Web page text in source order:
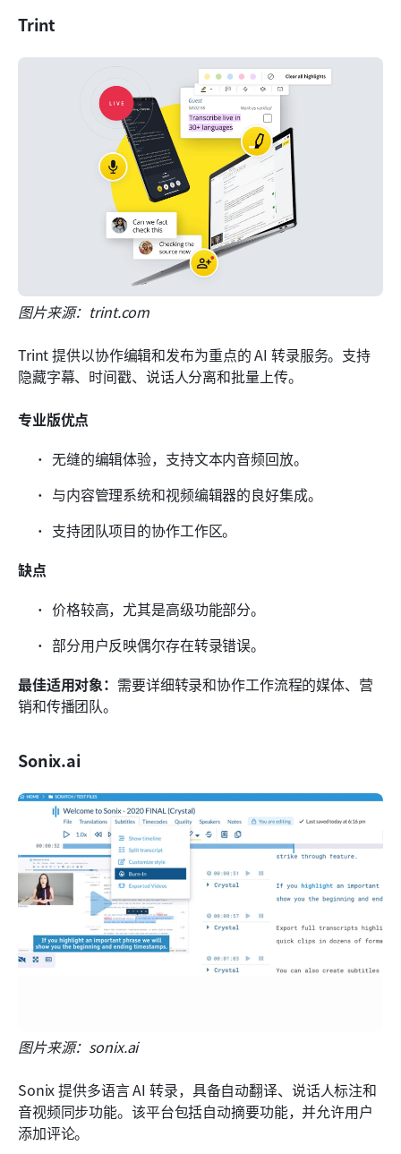
Trint
图片来源：trint.com
Trint 提供以协作编辑和发布为重点的 AI 转录服务。支持
隐藏字幕、时间戳、说话人分离和批量上传。
专业版优点
无缝的编辑体验，支持文本内音频回放。
与内容管理系统和视频编辑器的良好集成。
支持团队项目的协作工作区。
缺点
价格较高，尤其是高级功能部分。
部分用户反映偶尔存在转录错误。
最佳适用对象： 需要详细转录和协作工作流程的媒体、营
销和传播团队。
Sonix.ai
图片来源：sonix.ai
Sonix 提供多语言 AI 转录，具备自动翻译、说话人标注和
音视频同步功能。该平台包括自动摘要功能，并允许用户
添加评论。